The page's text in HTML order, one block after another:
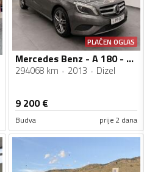
PLAĆEN OGLAS
Mercedes Benz - A 180 - cdi
294068 km 2013 Dizel
9 200€
Budva prije 2 dana